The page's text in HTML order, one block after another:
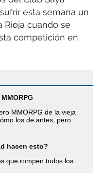
esta semana un
Rioja cuando se
competición en
MMORPG de la vieja
los de antes, pero
hacen esto?
que rompen todos los